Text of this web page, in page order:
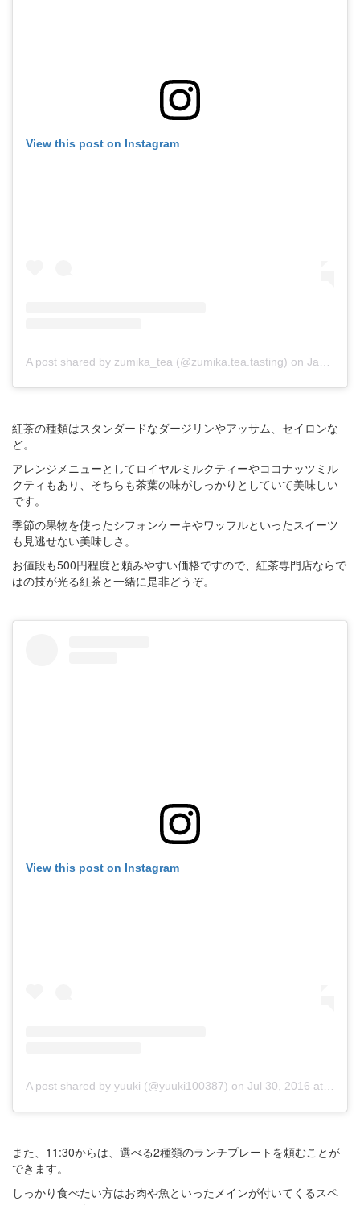
View this post on Instagram
A post shared by zumika_tea (@zumika.tea.tasting) on Jan 14, 2018 at 11:21pm PST
紅茶の種類はスタンダードなダージリンやアッサム、セイロンな
ど。
アレンジメニューとしてロイヤルミルクティーやココナッツミル
クティもあり、そちらも茶葉の味がしっかりとしていて美味しい
です。
季節の果物を使ったシフォンケーキやワッフルといったスイーツ
も見逃せない美味しさ。
お値段も500円程度と頼みやすい価格ですので、紅茶専門店ならで
はの技が光る紅茶と一緒に是非どうぞ。
View this post on Instagram
A post shared by yuuki (@yuuki100387) on Jul 30, 2016 at 10:39pm PDT
また、11:30からは、選べる2種類のランチプレートを頼むことが
できます。
しっかり食べたい方はお肉や魚といったメインが付いてくるスペ